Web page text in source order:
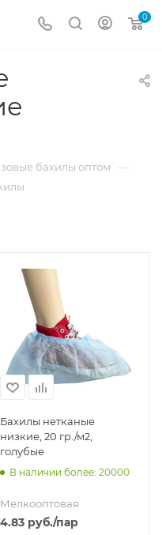
0
бахилы оптом —
Бахилы нетканые
низкие, 20 гр./м2,
голубые
В наличии более: 20000
Мелкооптовая
4.83 руб./пар